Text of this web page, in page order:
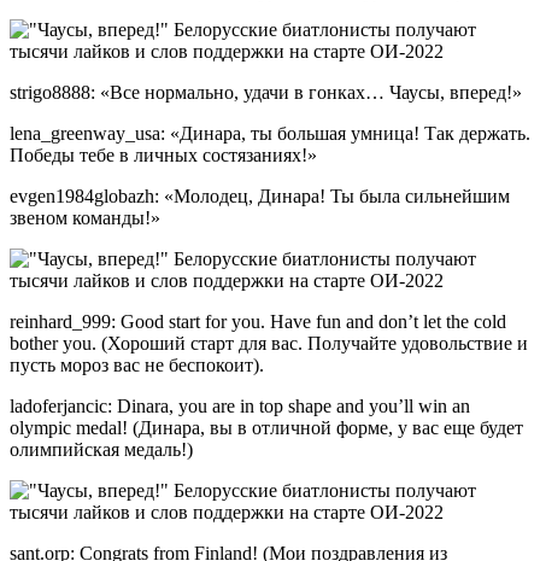
strigo8888: «Все нормально, удачи в гонках… Чаусы, вперед!»
lena_greenway_usa: «Динара, ты большая умница! Так держать.
Победы тебе в личных состязаниях!»
evgen1984globazh: «Молодец, Динара! Ты была сильнейшим
звеном команды!»
reinhard_999: Good start for you. Have fun and don’t let the cold
bother you. (Хороший старт для вас. Получайте удовольствие и
пусть мороз вас не беспокоит).
ladoferjancic: Dinara, you are in top shape and you’ll win an
olympic medal! (Динара, вы в отличной форме, у вас еще будет
олимпийская медаль!)
sant.orp: Congrats from Finland! (Мои поздравления из